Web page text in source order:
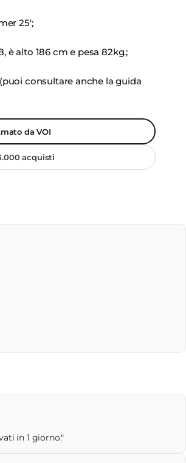
25';
è alto 186 cm e pesa 82kg.;
consultare anche la guida
da VOI
acquisti
in 1 giorno."